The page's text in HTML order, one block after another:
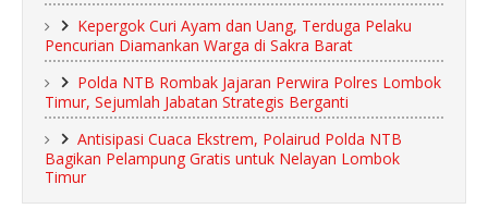
Kepergok Curi Ayam dan Uang, Terduga Pelaku
Pencurian Diamankan Warga di Sakra Barat
Polda NTB Rombak Jajaran Perwira Polres Lombok
Timur, Sejumlah Jabatan Strategis Berganti
Antisipasi Cuaca Ekstrem, Polairud Polda NTB
Bagikan Pelampung Gratis untuk Nelayan Lombok
Timur